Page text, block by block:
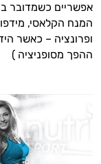
אפשריים כשמדובר
המנח הקלאסי,
ופרונציה – כאשר
ההפך מסופניציה )